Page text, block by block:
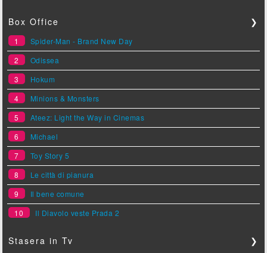
Box Office ❯
1
Spider-Man - Brand New Day
2
Odissea
3
Hokum
4
Minions & Monsters
5
Ateez: Light the Way in Cinemas
6
Michael
7
Toy Story 5
8
Le città di pianura
9
Il bene comune
10
Il Diavolo veste Prada 2
Stasera in Tv ❯